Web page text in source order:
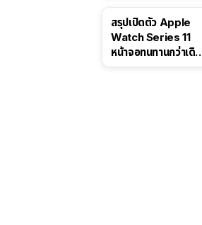
สรุปเปิดตัว Apple
Watch Series 11
หน้าจอทนทานกว่าเดิม